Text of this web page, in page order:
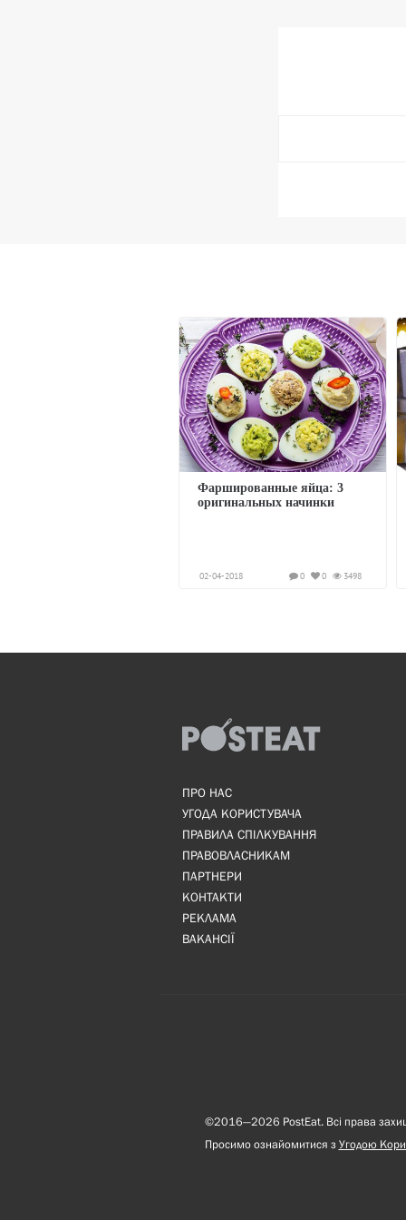
Фаршированные яйца: 3
оригинальных начинки
02-04-2018 3498
0
0
ПРО НАС
УГОДА КОРИСТУВАЧА
ПРАВИЛА СПІЛКУВАННЯ
ПРАВОВЛАСНИКАМ
ПАРТНЕРИ
КОНТАКТИ
РЕКЛАМА
ВАКАНСІЇ
©2016—2026 PostEat. Всі права
Просимо ознайомитися з Угодою